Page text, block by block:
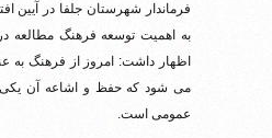
فرماندار شهرستان جلفا در آیین
به اهمیت توسعه فرهنگ مطالعه
اظهار داشت: امروز از فرهنگ به
می ‌شود که حفظ و اشاعه آن یکی
عمومی است.